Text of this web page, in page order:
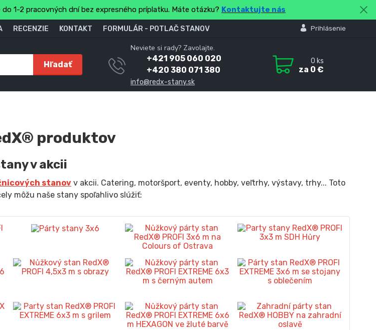
1-2 pracovných dní bez expresného príplatku. Máte otázku? Kontaktujte nás
RECENZIE KONTAKT FORMULÁR - POTLAČ STANOV Prihlásenie
Hľadať
Neviete si rady? Zavolajte.
+421 905 060 020
+420 380 071 380
info@redx-stany.sk
0 ks
za 0 €
produktov
v akcii
stanovv akcii. Catering, motoršport, eventy, hobby, veľtrhy, výstavy, trhy... Toto
môžu naše stany spoľahlivo slúžiť: